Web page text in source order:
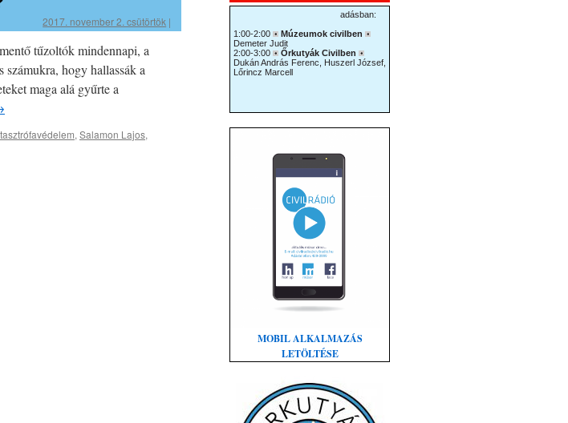
2017. november 2. csütörtök |
tűzoltók mindennapi, a
számukra, hogy hallassák a
maga alá gyűrte a
, Salamon Lajos,
MOBIL ALKALMAZÁS
LETÖLTÉSE